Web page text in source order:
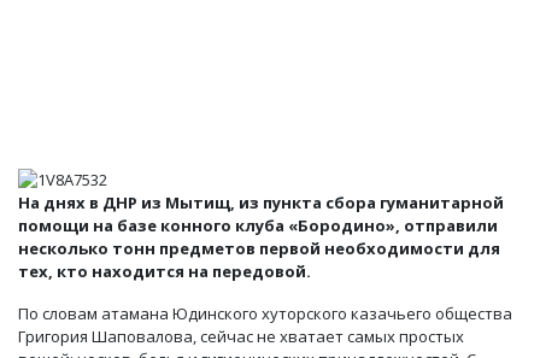
На днях в ДНР из Мытищ, из пункта сбора гуманитарной
помощи на базе конного клуба «Бородино», отправили
несколько тонн предметов первой необходимости для
тех, кто находится на передовой.
По словам атамана Юдинского хуторского казачьего общества
Григория Шаповалова, сейчас не хватает самых простых